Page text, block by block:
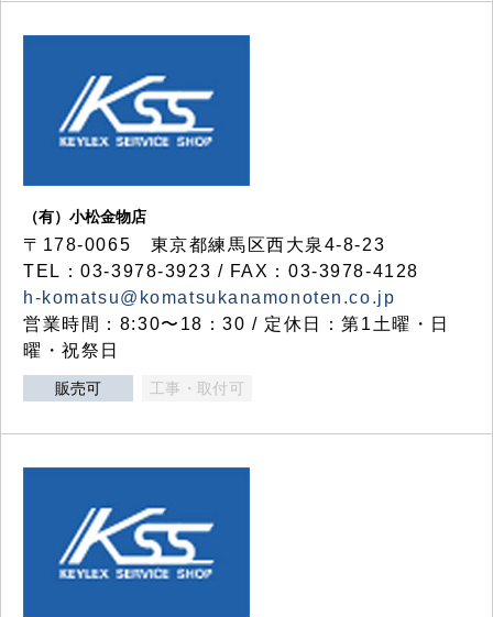
（有）小松金物店
〒178-0065 東京都練馬区西大泉4-8-23
TEL：03-3978-3923 / FAX：03-3978-4128
h-komatsu@komatsukanamonoten.co.jp
営業時間：8:30〜18：30 / 定休日：第1土曜・日
曜・祝祭日
販売可 工事・取付可